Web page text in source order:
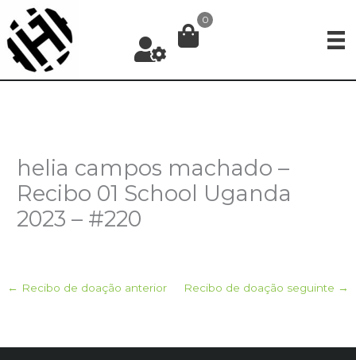
para
conteúdo
0
helia campos machado –
Recibo 01 School Uganda
2023 – #220
← Recibo de doação anterior Recibo de doação seguinte →